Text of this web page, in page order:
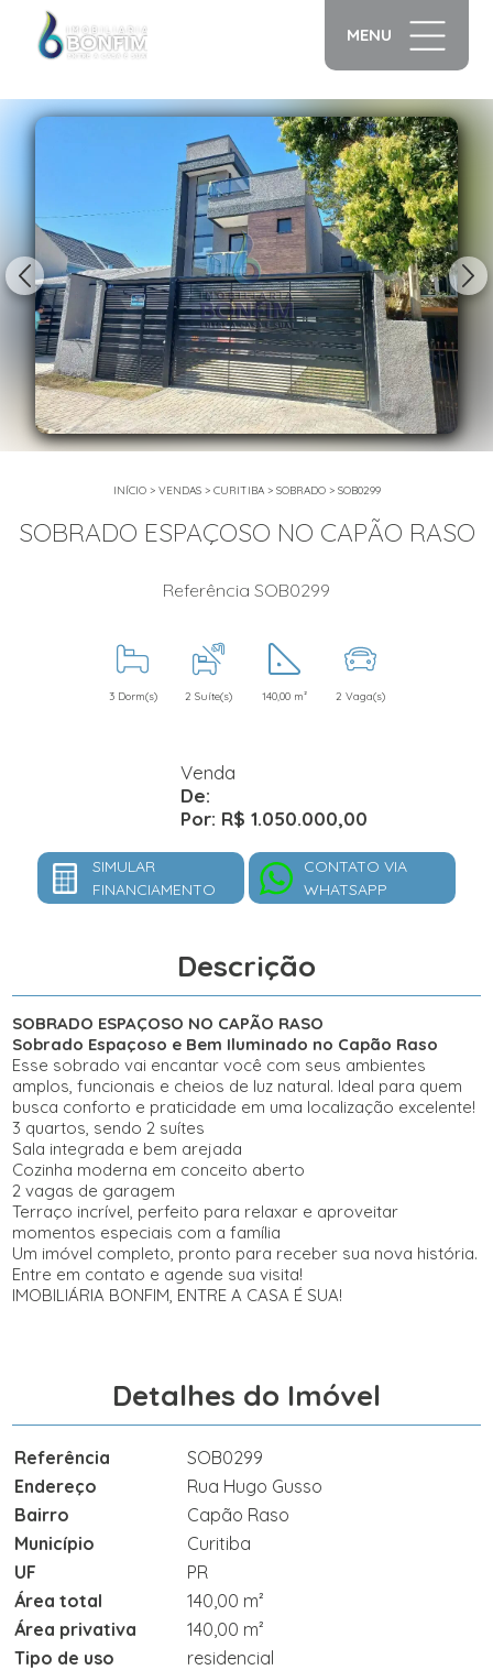
MENU
1/23
INÍCIO> VENDAS> CURITIBA> SOBRADO> SOB0299
SOBRADO ESPAÇOSO NO CAPÃO RASO
Referência SOB0299
3 Dorm(s) 2 Suíte(s) 140,00 m² 2 Vaga(s)
Venda
De:
Por: R$ 1.050.000,00
SIMULAR
FINANCIAMENTO
CONTATO VIA
WHATSAPP
Descrição
SOBRADO ESPAÇOSO NO CAPÃO RASO
Sobrado Espaçoso e Bem Iluminado no Capão Raso
Esse sobrado vai encantar você com seus ambientes
amplos, funcionais e cheios de luz natural. Ideal para quem
busca conforto e praticidade em uma localização excelente!
3 quartos, sendo 2 suítes
Sala integrada e bem arejada
Cozinha moderna em conceito aberto
2 vagas de garagem
Terraço incrível, perfeito para relaxar e aproveitar
momentos especiais com a família
Um imóvel completo, pronto para receber sua nova história.
Entre em contato e agende sua visita!
IMOBILIÁRIA BONFIM, ENTRE A CASA É SUA!
Detalhes do Imóvel
Referência
SOB0299
Endereço
Rua Hugo Gusso
Bairro
Capão Raso
Município
Curitiba
UF
PR
Área total
140,00 m²
Área privativa
140,00 m²
Tipo de uso
residencial